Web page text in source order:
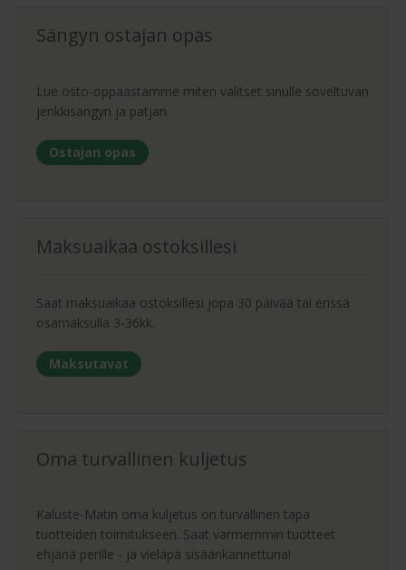
Sängyn ostajan opas
Lue osto-oppaastamme miten valitset sinulle soveltuvan
jenkkisängyn ja patjan.
Ostajan opas
Maksuaikaa ostoksillesi
Saat maksuaikaa ostoksillesi jopa 30 päivää tai erissä
osamaksulla 3-36kk.
Maksutavat
Oma turvallinen kuljetus
Kaluste-Matin oma kuljetus on turvallinen tapa
tuotteiden toimitukseen. Saat varmemmin tuotteet
ehjänä perille - ja vieläpä sisäänkannettuna!